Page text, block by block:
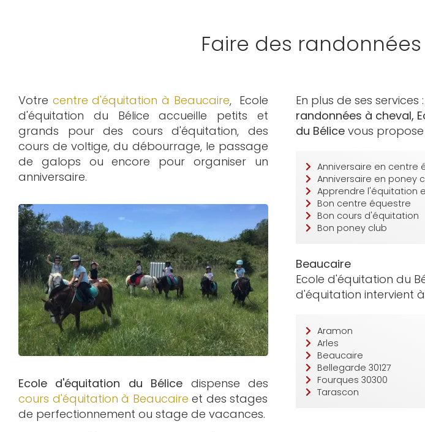
Faire des
Votre centre d'équitation à Beaucaire, Ecole
d'équitation du Bélice accueille petits et
grands pour des cours d'équitation, des
cours de voltige, du débourrage, le passage
de galops ou encore pour organiser un
anniversaire.
Ecole d'équitation du Bélice dispense des
cours d'équitation à Beaucaire et des stages
de perfectionnement ou stage de vacances.
En plus de ses services :
randonnées à cheval,
du Bélicevous propose
Anniversaire en centre
Anniversaire en poney
Apprendre l'équitation
Bon centre équestre
Bon cours d'équitation
Bon poney club
Beaucaire
Ecole d'équitation du
d'équitation intervient
Aramon
Arles
Beaucaire
Bellegarde 30127
Fourques 30300
Tarascon